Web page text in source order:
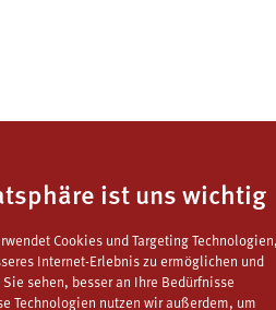
ist uns wichtig
Cookies und Targeting Technologien,
Internet-Erlebnis zu ermöglichen und
sehen, besser an Ihre Bedürfnisse
Technologien nutzen wir außerdem, um